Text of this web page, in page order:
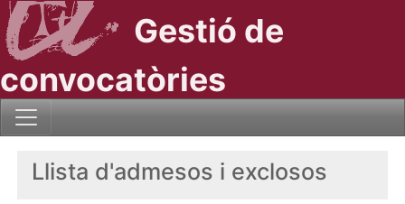
Gestió de
convocatòries
Llista d'admesos i exclosos